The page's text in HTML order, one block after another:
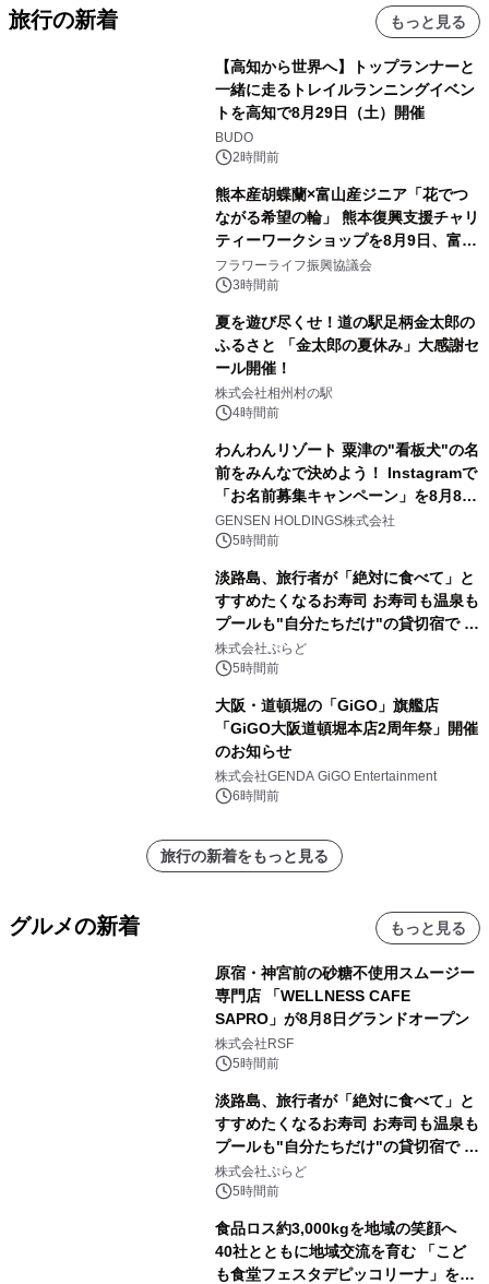
旅行の新着 もっと見る
【高知から世界へ】トップランナーと
一緒に走るトレイルランニングイベン
トを高知で8月29日（土）開催
BUDO
2時間前
熊本産胡蝶蘭×富山産ジニア「花でつ
ながる希望の輪」 熊本復興支援チャリ
ティーワークショップを8月9日、富
山・射水で開催
フラワーライフ振興協議会
3時間前
夏を遊び尽くせ！道の駅足柄金太郎の
ふるさと 「金太郎の夏休み」大感謝セ
ール開催！
株式会社相州村の駅
4時間前
わんわんリゾート 粟津の"看板犬"の名
前をみんなで決めよう！ Instagramで
「お名前募集キャンペーン」を8月8日
(土)より開催
GENSEN HOLDINGS株式会社
5時間前
淡路島、旅行者が「絶対に食べて」と
すすめたくなるお寿司 お寿司も温泉も
プールも"自分たちだけ"の貸切宿で 1
日1組限定「岩屋温泉 絵島別庭 海と
森」の握り寿司プラン
株式会社ぷらど
5時間前
大阪・道頓堀の「GiGO」旗艦店
「GiGO大阪道頓堀本店2周年祭」開催
のお知らせ
株式会社GENDA GiGO Entertainment
6時間前
旅行の新着をもっと見る
グルメの新着 もっと見る
原宿・神宮前の砂糖不使用スムージー
専門店 「WELLNESS CAFE
SAPRO」が8月8日グランドオープン
株式会社RSF
5時間前
淡路島、旅行者が「絶対に食べて」と
すすめたくなるお寿司 お寿司も温泉も
プールも"自分たちだけ"の貸切宿で 1
日1組限定「岩屋温泉 絵島別庭 海と
森」の握り寿司プラン
株式会社ぷらど
5時間前
食品ロス約3,000kgを地域の笑顔へ
40社とともに地域交流を育む 「こど
も食堂フェスタデピッコリーナ」を9